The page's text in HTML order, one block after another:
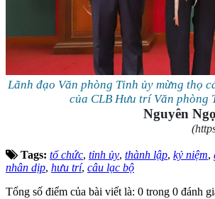
Lãnh đạo Văn phòng Tỉnh ủy mừng thọ
của CLB Hưu trí Văn phòng
Nguyên
Tags: tổ chức, tỉnh ủy, thành lập, kỷ niệm,
nhân dịp, hưu trí, câu lạc bộ
Tổng số điểm của bài viết là: 0 trong 0 đánh